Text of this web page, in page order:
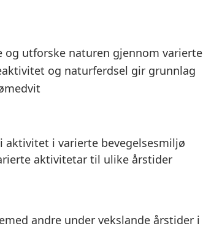
og utforske naturen gjennom varierte
og naturferdsel gir grunnlag
aktivitet i varierte bevegelsesmiljø
aktivitetar til ulike årstider
andre under vekslande årstider i